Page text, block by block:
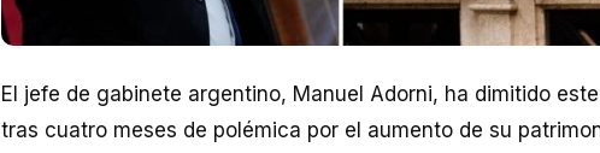
El jefe de gabinete argentino, Manuel Adorni, ha dimitido
tras cuatro meses de polémica por el aumento de su